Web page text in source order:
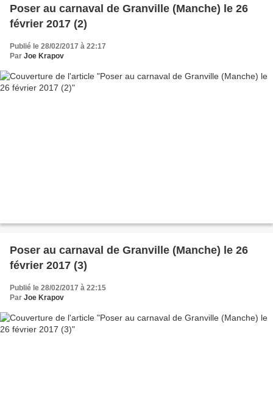
Poser au carnaval de Granville (Manche) le 26
février 2017 (2)
Publié le 28/02/2017 à 22:17
Par Joe Krapov
Poser au carnaval de Granville (Manche) le 26
février 2017 (3)
Publié le 28/02/2017 à 22:15
Par Joe Krapov